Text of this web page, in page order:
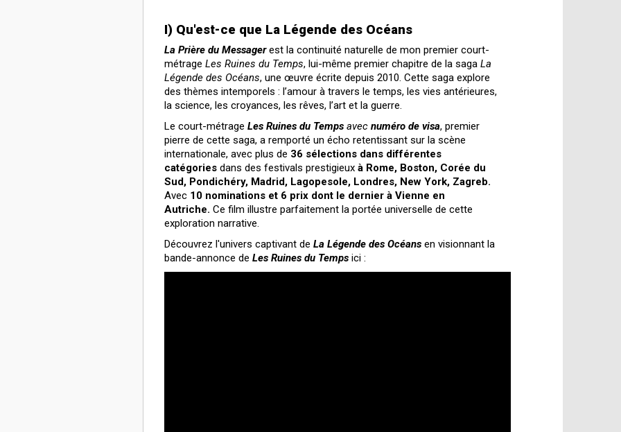
I) Qu'est-ce que La Légende des Océans
La Prière du Messagerest la continuité naturelle de mon premier court-
métrage Les Ruines du Temps, lui-même premier chapitre de la saga La
Légende des Océans, une œuvre écrite depuis 2010. Cette saga explore
des thèmes intemporels : l’amour à travers le temps, les vies antérieures,
la science, les croyances, les rêves, l’art et la guerre.
Le court-métrage Les Ruines du Temps avec numéro de visa, premier
pierre de cette saga, a remporté un écho retentissant sur la scène
internationale, avec plus de 36 sélections dans différentes
catégories dans des festivals prestigieux à Rome, Boston, Corée du
Sud, Pondichéry, Madrid, Lagopesole, Londres, New York, Zagreb.
Avec 10 nominations et 6 prix dont le dernier à Vienne en
Autriche. Ce film illustre parfaitement la portée universelle de cette
exploration narrative.
Découvrez l'univers captivant de La Légende des Océans en visionnant la
bande-annonce de Les Ruines du Temps ici :